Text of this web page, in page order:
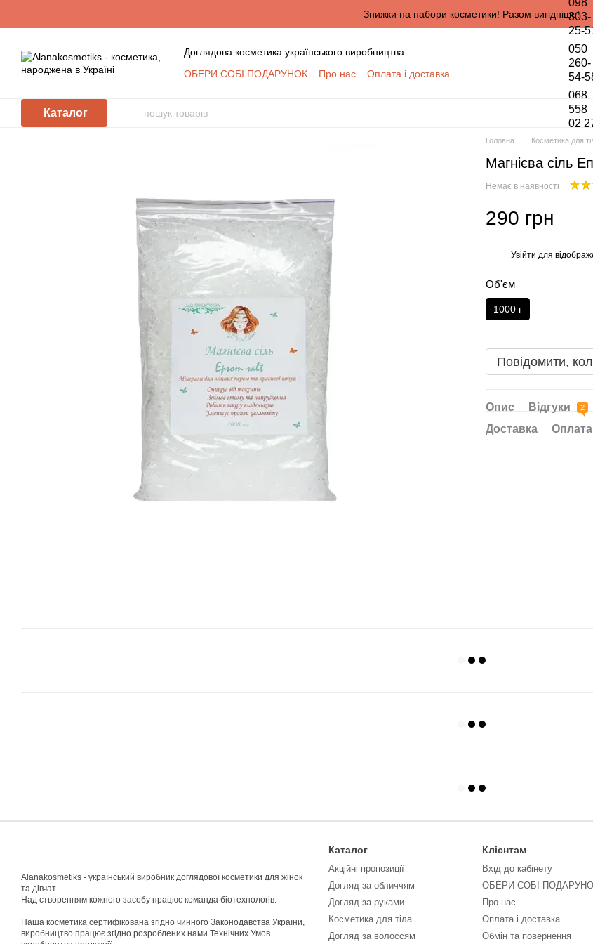
Знижки на набори косметики! Разом вигідніше!
Доглядова косметика українського виробництва
ОБЕРИ СОБІ ПОДАРУНОК
Про нас
Оплата і доставка
Відгуки про магазин
098
303-
25-
050
260-
54-
068
558
02
Каталог
Головна Косметика для
Магнієва сіль
Немає в наявності
290 грн
Увійти для
Об'єм
1000 г
Повідомити,
Опис Відгуки 2
Доставка Оплата
Alanakosmetiks - український виробник доглядової косметики для жінок
та дівчат
Над створенням кожного засобу працює команда біотехнологів.
Наша косметика сертифікована згідно чинного Законодавства України,
виробництво працює згідно розроблених нами Технічних Умов
Каталог
Акційні пропозиції
Догляд за обличчям
Догляд за руками
Косметика для тіла
Догляд за волоссям
Клієнтам
Вхід до кабінету
ОБЕРИ СОБІ
Про нас
Оплата і доставка
Обмін та повернення